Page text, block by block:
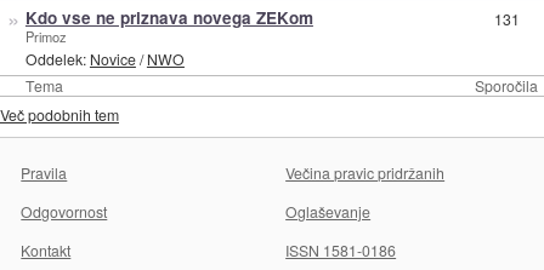
Tema Sporočila
» Kdo vse ne priznava novega ZEKom
Primoz
Oddelek: Novice/NWO
131
Več podobnih tem
Pravila
Večina pravic pridržanih
Odgovornost
Oglaševanje
Kontakt
ISSN 1581-0186